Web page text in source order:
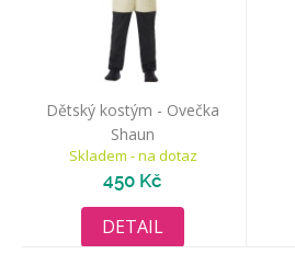
Dětský kostým - Ovečka
Shaun
Skladem - na dotaz
450 Kč
DETAIL